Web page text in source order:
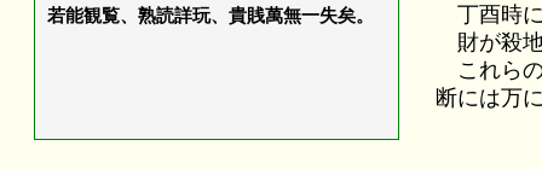
若能観覧、熟読詳玩、貴賎萬無一失矣。
丁酉時
財が殺
これら
断には万